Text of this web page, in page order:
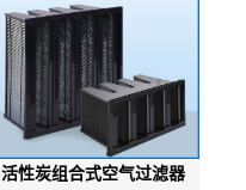
活性炭组合式空气过滤器